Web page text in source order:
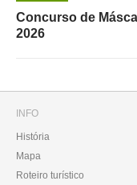
Concurso de
2026
INFO
História
Mapa
Roteiro turístico